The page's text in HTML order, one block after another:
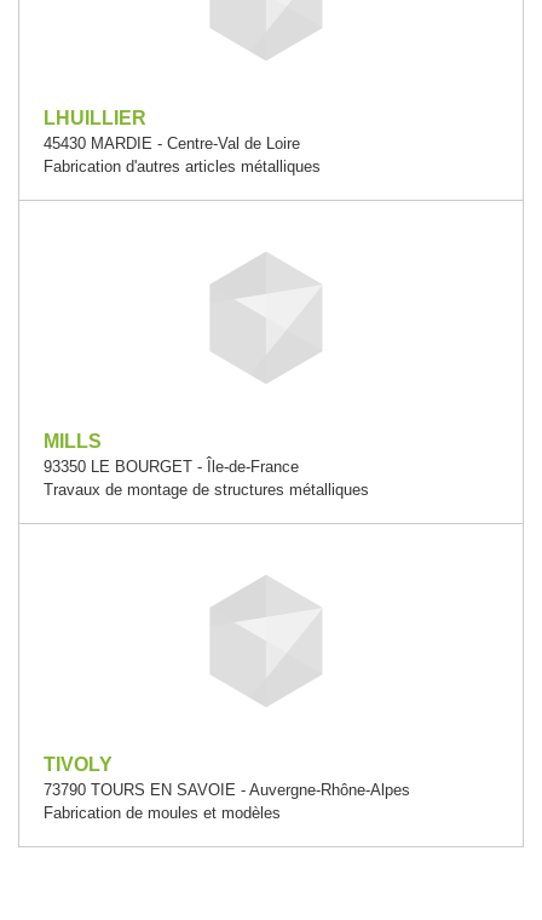
LHUILLIER
45430 MARDIE - Centre-Val de Loire
Fabrication d'autres articles métalliques
MILLS
93350 LE BOURGET - Île-de-France
Travaux de montage de structures métalliques
TIVOLY
73790 TOURS EN SAVOIE - Auvergne-Rhône-Alpes
Fabrication de moules et modèles